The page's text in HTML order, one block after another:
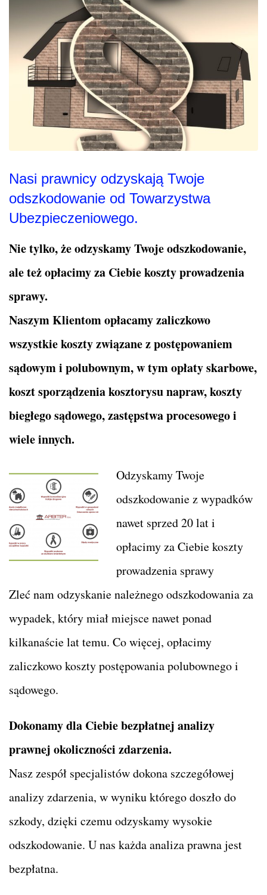
Nasi prawnicy odzyskają Twoje
odszkodowanie od Towarzystwa
Ubezpieczeniowego.
Nie tylko, że odzyskamy Twoje odszkodowanie,
ale też opłacimy za Ciebie koszty prowadzenia
sprawy.
Naszym Klientom opłacamy zaliczkowo
wszystkie koszty związane z postępowaniem
sądowym i polubownym, w tym opłaty skarbowe,
koszt sporządzenia kosztorysu napraw, koszty
biegłego sądowego, zastępstwa procesowego i
wiele innych.
Odzyskamy Twoje
odszkodowanie z wypadków
nawet sprzed 20 lat i
opłacimy za Ciebie koszty
prowadzenia sprawy
Zleć nam odzyskanie należnego odszkodowania za
wypadek, który miał miejsce nawet ponad
kilkanaście lat temu. Co więcej, opłacimy
zaliczkowo koszty postępowania polubownego i
sądowego.
Dokonamy dla Ciebie bezpłatnej analizy
prawnej okoliczności zdarzenia.
Nasz zespół specjalistów dokona szczegółowej
analizy zdarzenia, w wyniku którego doszło do
szkody, dzięki czemu odzyskamy wysokie
odszkodowanie. U nas każda analiza prawna jest
bezpłatna.